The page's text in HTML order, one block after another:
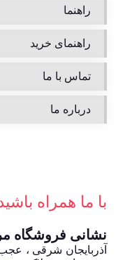
راهنما
راهنمای خرید
تماس با ما
درباره ما
با ما همراه
نشانی فروشگاه
آذربایجان شرقی ،